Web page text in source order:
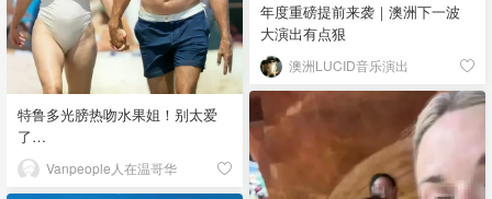
年度重磅提前来袭｜澳洲下一波
大演出有点狠
澳洲LUCID音乐演出
特鲁多光膀热吻水果姐！别太爱
了…
Vanpeople人在温哥华